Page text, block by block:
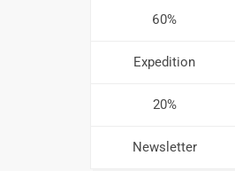
60%
Expedition
20%
Newsletter